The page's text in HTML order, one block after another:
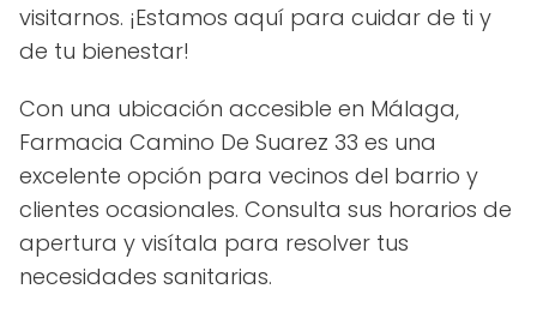
visitarnos. ¡Estamos aquí para cuidar de ti y
de tu bienestar!
Con una ubicación accesible en Málaga,
Farmacia Camino De Suarez 33 es una
excelente opción para vecinos del barrio y
clientes ocasionales. Consulta sus horarios de
apertura y visítala para resolver tus
necesidades sanitarias.